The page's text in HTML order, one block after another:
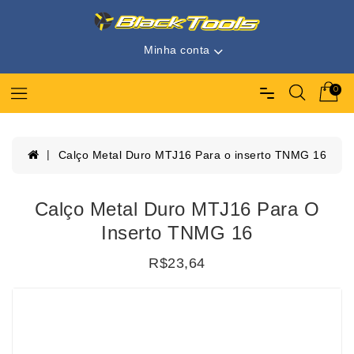
Minha conta
0
Calço Metal Duro MTJ16 Para o inserto TNMG 16
Calço Metal Duro MTJ16 Para O
Inserto TNMG 16
R$23,64